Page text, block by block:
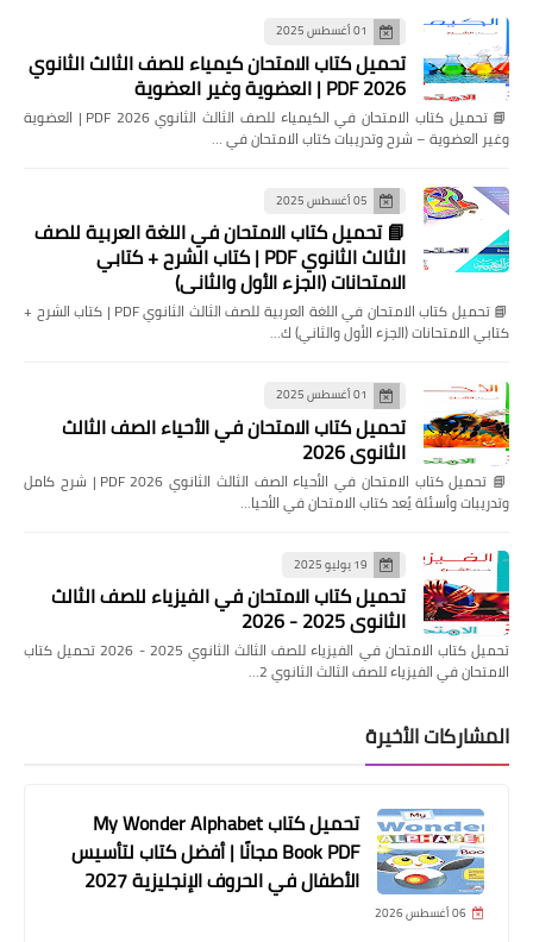
01 أغسطس 2025
تحميل كتاب الامتحان كيمياء للصف الثالث الثانوي
2026 PDF | العضوية وغير العضوية
📘 تحميل كتاب الامتحان في الكيمياء للصف الثالث الثانوي 2026 PDF | العضوية
وغير العضوية – شرح وتدريبات كتاب الامتحان في …
05 أغسطس 2025
📘 تحميل كتاب الامتحان في اللغة العربية للصف
الثالث الثانوي PDF | كتاب الشرح + كتابي
الامتحانات (الجزء الأول والثاني)
📘 تحميل كتاب الامتحان في اللغة العربية للصف الثالث الثانوي PDF | كتاب الشرح +
كتابي الامتحانات (الجزء الأول والثاني) ك…
01 أغسطس 2025
تحميل كتاب الامتحان في الأحياء الصف الثالث
الثانوي 2026
📘 تحميل كتاب الامتحان في الأحياء الصف الثالث الثانوي 2026 PDF | شرح كامل
وتدريبات وأسئلة يُعد كتاب الامتحان في الأحيا…
19 يوليو 2025
تحميل كتاب الامتحان في الفيزياء للصف الثالث
الثانوي 2025 - 2026
تحميل كتاب الامتحان في الفيزياء للصف الثالث الثانوي 2025 - 2026 تحميل كتاب
الامتحان في الفيزياء للصف الثالث الثانوي 2…
المشاركات الأخيرة
تحميل كتاب My Wonder Alphabet
Book PDF مجانًا | أفضل كتاب لتأسيس
الأطفال في الحروف الإنجليزية 2027
06 أغسطس 2026